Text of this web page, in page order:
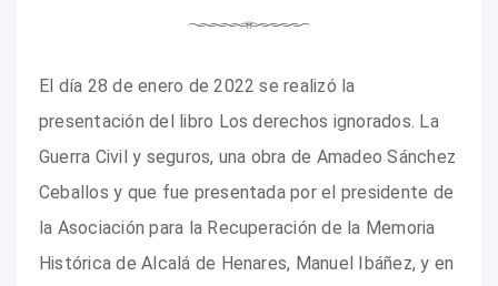
El día 28 de enero de 2022 se realizó la
presentación del libro Los derechos ignorados. La
Guerra Civil y seguros, una obra de Amadeo Sánchez
Ceballos y que fue presentada por el presidente de
la Asociación para la Recuperación de la Memoria
Histórica de Alcalá de Henares, Manuel Ibáñez, y en